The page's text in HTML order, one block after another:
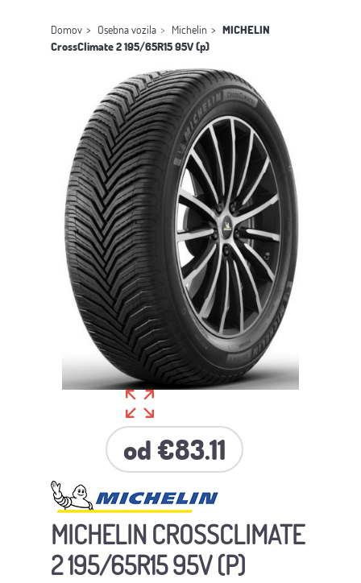
Domov Osebna vozila Michelin
MICHELIN
CrossClimate 2 195/65R15 95V (p)
od €83.11
MICHELIN CROSSCLIMATE
2 195/65R15 95V (P)